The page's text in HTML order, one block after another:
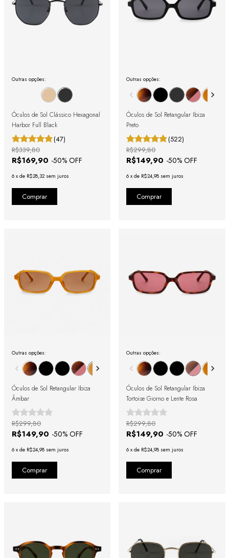
Outras opções:
Óculos de Sol Clássico Hexagonal
Harbor Full Black
(47)
R$169,90 -50% OFF
R$339,80
6 x de R$28,32 sem juros
Outras opções:
Óculos de Sol Retangular Ibiza
Preto
(522)
R$149,90 -50% OFF
R$299,80
6 x de R$24,98 sem juros
Outras opções:
Óculos de Sol Retangular Ibiza
Âmbar
R$149,90 -50% OFF
R$299,80
6 x de R$24,98 sem juros
Outras opções:
Óculos de Sol Retangular Ibiza
Tortoise Giorno e Lente Rosa
R$149,90 -50% OFF
R$299,80
6 x de R$24,98 sem juros